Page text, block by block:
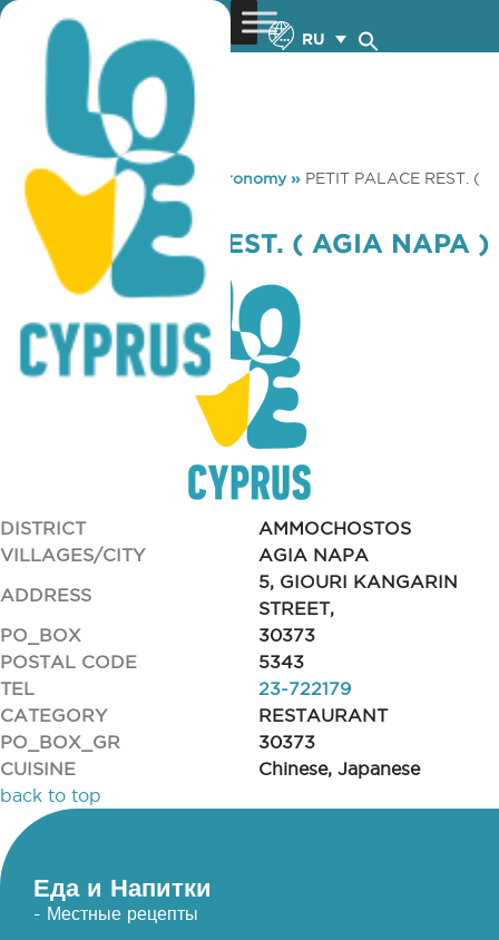
RU
You are here: Home »Gastronomy» PETIT PALACE REST. (
AGIA NAPA )
PETIT PALACE REST. ( AGIA NAPA )
DISTRICT
AMMOCHOSTOS
VILLAGES/CITY
AGIA NAPA
ADDRESS
5, GIOURI KANGARIN
STREET,
PO_BOX
30373
POSTAL CODE
5343
TEL
23-722179
CATEGORY
RESTAURANT
PO_BOX_GR
30373
CUISINE
Chinese, Japanese
back to top
Еда и Напитки
- Местные рецепты